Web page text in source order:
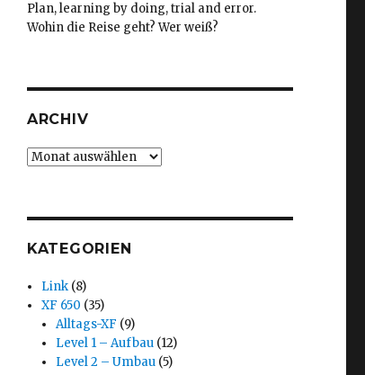
Plan, learning by doing, trial and error.
Wohin die Reise geht? Wer weiß?
ARCHIV
Archiv
KATEGORIEN
Link (8)
XF 650 (35)
Alltags-XF (9)
Level 1 – Aufbau (12)
Level 2 – Umbau (5)